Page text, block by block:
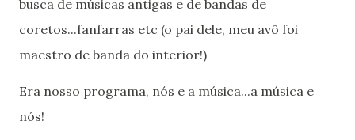
busca de músicas antigas e de bandas de
coretos...fanfarras etc (o pai dele, meu avô foi
maestro de banda do interior!)
Era nosso programa, nós e a música...a música e
nós!